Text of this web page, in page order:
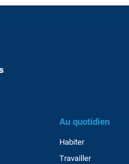
Au quotidien
Habiter
Travailler